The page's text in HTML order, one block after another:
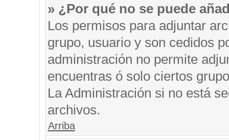
» ¿Por qué no se puede
Los permisos para adjuntar
grupo, usuario y son cedidos
administración no permite
encuentras ó solo ciertos
La Administración si no está
archivos.
Arriba